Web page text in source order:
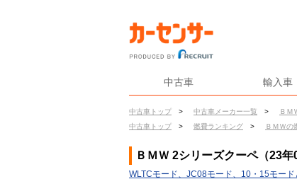
中古車 輸入車
中古車トップ > 中古車メーカー一覧 > ＢＭ
中古車トップ
> 燃費ランキング > ＢＭＷの
ＢＭＷ 2シリーズクーペ（23
WLTCモード、JC08モード、10・15モード